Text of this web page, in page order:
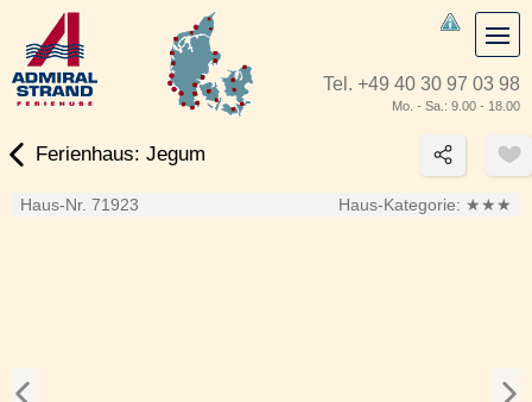
Tel. +49 40 30 97 03 98
Mo. - Sa.: 9.00 - 18.00
Ferienhaus: Jegum
Haus-Nr. 71923 Haus-Kategorie: ★★★